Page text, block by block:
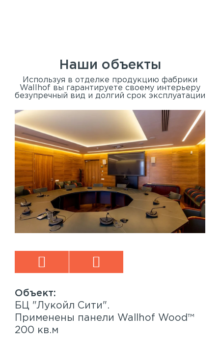
Наши объекты
Используя в отделке продукцию фабрики
Wallhof вы гарантируете своему интерьеру
безупречный вид и долгий срок эксплуатации
БЦ "Лукойл Сити".
Применены панели Wallhof Wood™
200 кв.м